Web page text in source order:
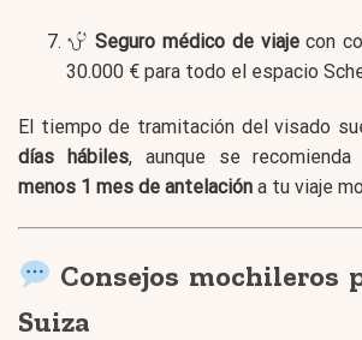
Seguro médico de viajecon
30.000 € para todo el espacio
El tiempo de tramitación del visado
días hábiles, aunque se
menos 1 mes de antelación a tu viaje
Consejos mochileros
Suiza